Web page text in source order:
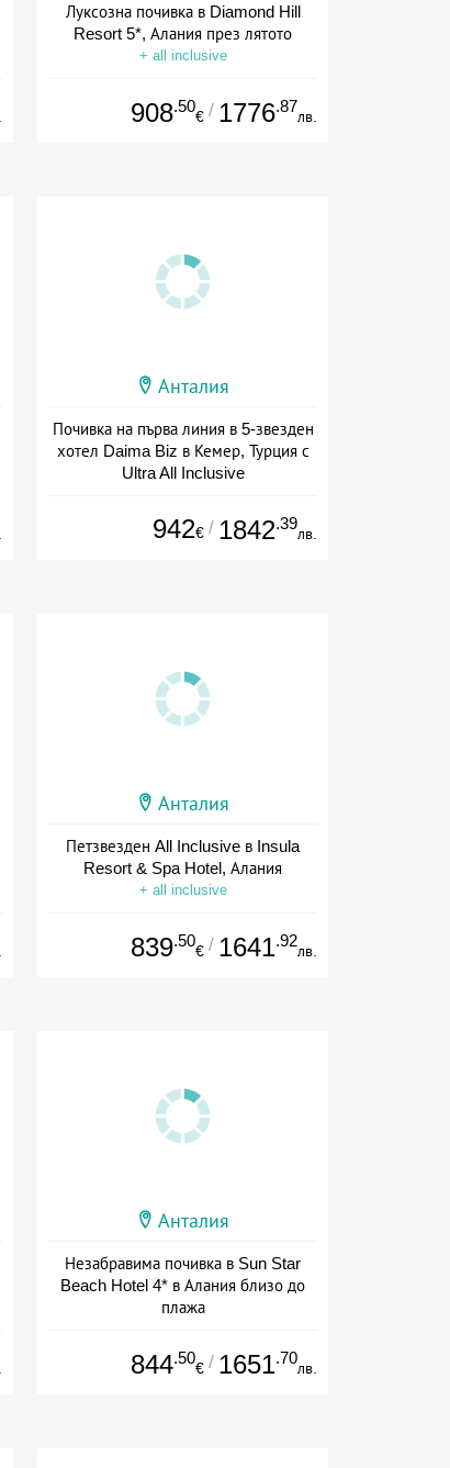
Луксозна почивка в Diamond Hill
Resort 5*, Алания през лятото
+ all inclusive
908.50
€ / 1776.87
лв.
Анталия
Почивка на първа линия в 5-звезден
хотел Daima Biz в Кемер, Турция с
Ultra All Inclusive
942€ / 1842.39
лв.
Анталия
Петзвезден All Inclusive в Insula
Resort & Spa Hotel, Алания
+ all inclusive
839.50
€ / 1641.92
лв.
Анталия
Незабравима почивка в Sun Star
Beach Hotel 4* в Алания близо до
плажа
844.50
€ / 1651.70
лв.